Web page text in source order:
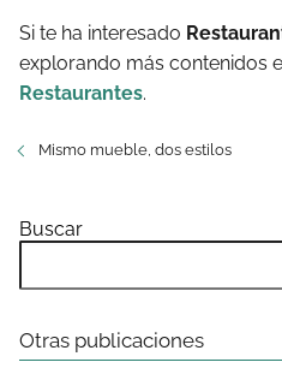
Si te ha interesado
explorando más contenidos
Restaurantes.
Mismo mueble, dos estilos
Buscar
Otras publicaciones